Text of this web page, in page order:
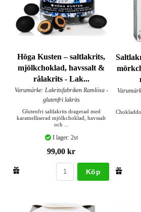
Höga Kusten – saltlakrits,
mjölkchoklad, havssalt &
rålakrits - Lak...
Varumärke: Lakritsfabriken Ramlösa -
glutenfri lakrits
Glutenfri saltlakrits dragerad med
karamelliserad mjölkchoklad, havssalt
och ...
I lager: 2st
99,00 kr
Köp